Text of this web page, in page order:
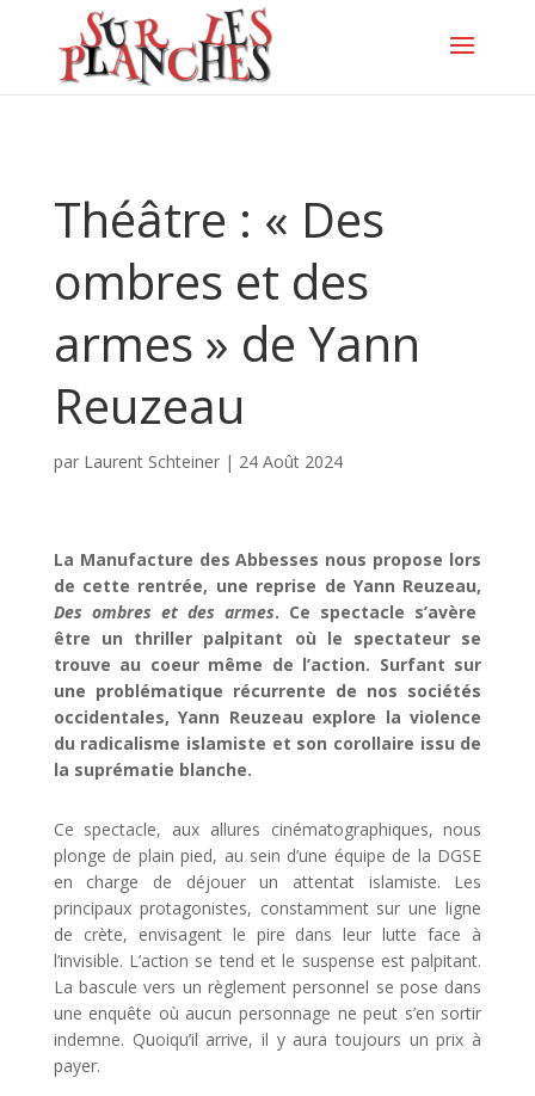
Théâtre : « Des
ombres et des
armes » de Yann
Reuzeau
par Laurent Schteiner| 24 Août 2024
La Manufacture des Abbesses nous propose lors
de cette rentrée, une reprise de Yann Reuzeau,
Des ombres et des armes. Ce spectacle s’avère
être un thriller palpitant où le spectateur se
trouve au coeur même de l’action. Surfant sur
une problématique récurrente de nos sociétés
occidentales, Yann Reuzeau explore la violence
du radicalisme islamiste et son corollaire issu de
la suprématie blanche.
Ce spectacle, aux allures cinématographiques, nous
plonge de plain pied, au sein d’une équipe de la DGSE
en charge de déjouer un attentat islamiste. Les
principaux protagonistes, constamment sur une ligne
de crète, envisagent le pire dans leur lutte face à
l’invisible. L’action se tend et le suspense est palpitant.
La bascule vers un règlement personnel se pose dans
une enquête où aucun personnage ne peut s’en sortir
indemne. Quoiqu’il arrive, il y aura toujours un prix à
payer.